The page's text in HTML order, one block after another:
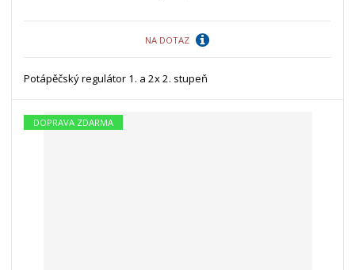
NA DOTAZ
Potápěčský regulátor 1. a 2x 2. stupeň
DOPRAVA ZDARMA